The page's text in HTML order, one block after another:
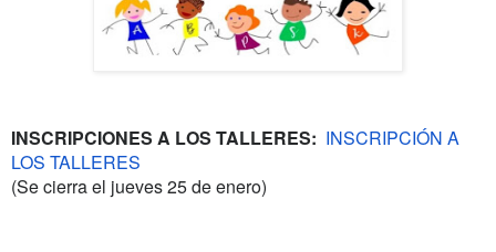
INSCRIPCIONES A LOS TALLERES: INSCRIPCIÓN A
LOS TALLERES
(Se cierra el jueves 25 de enero)